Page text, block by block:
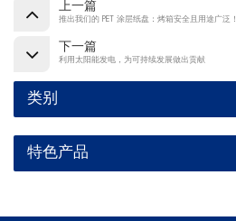
上一篇
推出我们的 PET 涂层纸盘：烤箱安全且用途广泛！
下一篇
利用太阳能发电，为可持续发展做出贡献
类别
特色产品